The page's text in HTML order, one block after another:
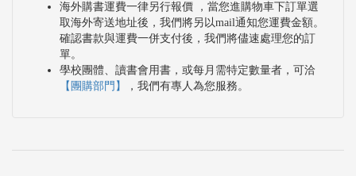
海外購書運費一律另行報價 ，當您進購物車下訂單選
取海外寄送地址後，我們將另以mail通知您運費金額。
確認書款與運費一併支付後，我們將儘速處理您的訂
單。
學校團體、讀書會用書，或每月需特定數量者，可洽
【團購部門】
，我們有專人為您服務。